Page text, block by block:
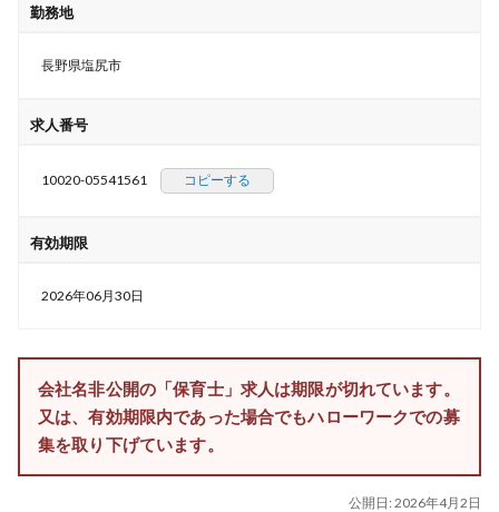
勤務地
長野県塩尻市
求人番号
10020-05541561 コピーする
有効期限
2026年06月30日
会社名非公開の「保育士」求人は期限が切れています。
又は、有効期限内であった場合でもハローワークでの募
集を取り下げています。
公開日: 2026年4月2日